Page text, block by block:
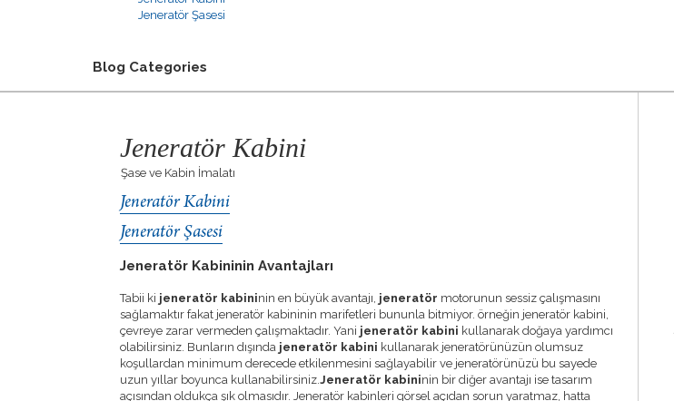
Jeneratör Şasesi
Blog Categories
Jeneratör Kabini
Şase ve Kabin İmalatı
Jeneratör Kabini
Jeneratör Şasesi
Jeneratör Kabininin Avantajları
Tabii ki jeneratör kabininin en büyük avantajı, jeneratör motorunun sessiz çalışmasını
sağlamaktır fakat jeneratör kabininin marifetleri bununla bitmiyor. örneğin jeneratör kabini,
çevreye zarar vermeden çalışmaktadır. Yani jeneratör kabini kullanarak doğaya yardımcı
olabilirsiniz. Bunların dışında jeneratör kabini kullanarak jeneratörünüzün olumsuz
koşullardan minimum derecede etkilenmesini sağlayabilir ve jeneratörünüzü bu sayede
uzun yıllar boyunca kullanabilirsiniz. Jeneratör kabininin bir diğer avantajı ise tasarım
açısından oldukça şık olmasıdır. Jeneratör kabinleri görsel açıdan sorun yaratmaz, hatta